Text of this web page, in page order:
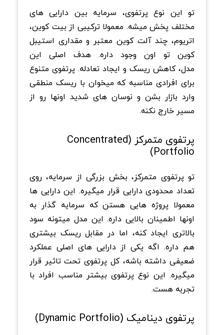
تو این نوع پرتفوی، سرمایه بین دارایی های
مختلف پخش میشه. معمولا ترکیبی از بیت کوین،
اتریوم، چند آلت کوین معتبر و مقداری استیبل
کوین تو اون وجود داره. هدف اصلی این
مدل، کاهش ریسک و ایجاد تعادله. پرتفوی متنوع
برای افرادی مناسبه که میخوان با ریسک منطقی
وارد بازار بشن و نوسان های شدید اونها رو از
مسیر خارج نکنه.
پرتفوی متمرکز (Concentrated
Portfolio)
تو پرتفوی متمرکز، بخش بزرگی از سرمایه، روی
تعداد محدودی دارایی قرار میگیره. این دارایی ها
معمولا پروژه هایی هستن که سرمایه گذار به
اونها اطمینان بالایی داره. این مدل میتونه سود
بالاتری ایجاد کنه، اما در مقابل ریسک بیشتری
هم داره. اگه یکی از دارایی های اصلی عملکرد
ضعیفی داشته باشه، کل پرتفوی تحت تاثیر قرار
میگیره. این نوع پرتفوی بیشتر مناسب افراد با
تجربه هست.
پرتفوی دینامیک (Dynamic Portfolio)